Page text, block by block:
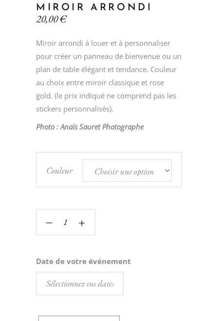
MIROIR ARRONDI
20,00€
Miroir arrondi à louer et à personnaliser
pour créer un panneau de bienvenue ou un
plan de table élégant et tendance. Couleur
au choix entre miroir classique et rose
gold. (le prix indiqué ne comprend pas les
stickers personnalisés).
Photo : Anaïs Sauret Photographe
Couleur
‒ +
Date de votre événement